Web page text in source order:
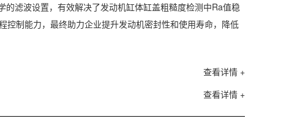
滤波设置，有效解决了发动机缸体缸盖粗糙度检测中Ra值稳
控制能力，最终助力企业提升发动机密封性和使用寿命，降低
查看详情 +
查看详情 +